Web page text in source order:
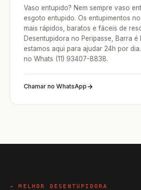
Vaso entupido? Nem sempre vaso
esgoto entupido. Os entupimentos
mais rápidos, baratos e fáceis de
Desentupidora no Peripasse, Barra é
estamos aqui para ajudar 24h por
no Whats (11) 93407-8838.
Chamar no WhatsApp
→ MELHOR DESENTUPIDORA